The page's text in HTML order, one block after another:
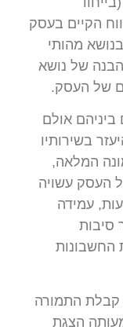
בעסק
נושא
אולם
עשויה
הצגת